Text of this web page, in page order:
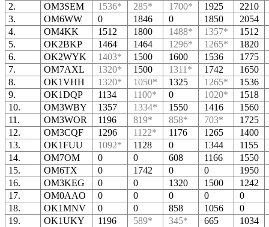
2.
OM3SEM 1536* 285* 1700* 1925 2210
3.
OM6WW 0 1846 0 1850 2054
4.
OM4KK 1512 1800 1488* 1357* 1512
5.
OK2BKP 1464 1464 1296* 1265* 1820
6.
OK2WYK 1403* 1500 1600 1536 1775
7.
OM7AXL 1320* 1500 1311* 1742 1650
8.
OK1VHH 1320* 1050* 1325 1265* 1536
9.
OK1DQP 1134 1100* 0 1020* 1518
10.
OM3WBY 1357 1334* 1550 1416 1560
11.
OM3WOR 1196 819* 858* 703* 1725
12.
OM3CQF 1296 1122* 1176 1265 1400
13.
OK1FUU 1092* 1128 0 1344 1155
14.
OM7OM 0 0 608 1166 1550
15.
OM6TX 0 1742 0 0 1950
16.
OM3KEG 0 0 1320 1500 1242
17.
OM0AAO 0 0 0 0 0
18.
OK1MNV 0 0 858 1056 0
19.
OK1UKY 1196 589* 345* 665 1034